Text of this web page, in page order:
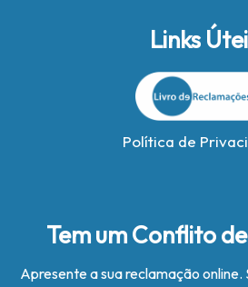
Links
Política de
Tem um Conflito
Apresente a sua reclamação